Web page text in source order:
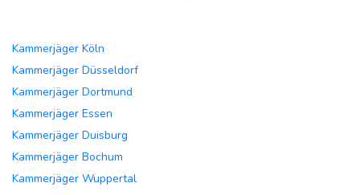
Kammerjäger Köln
Kammerjäger Düsseldorf
Kammerjäger Dortmund
Kammerjäger Essen
Kammerjäger Duisburg
Kammerjäger Bochum
Kammerjäger Wuppertal